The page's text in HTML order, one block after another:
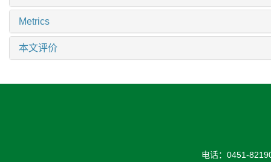
Metrics
本文评价
电话：0451-